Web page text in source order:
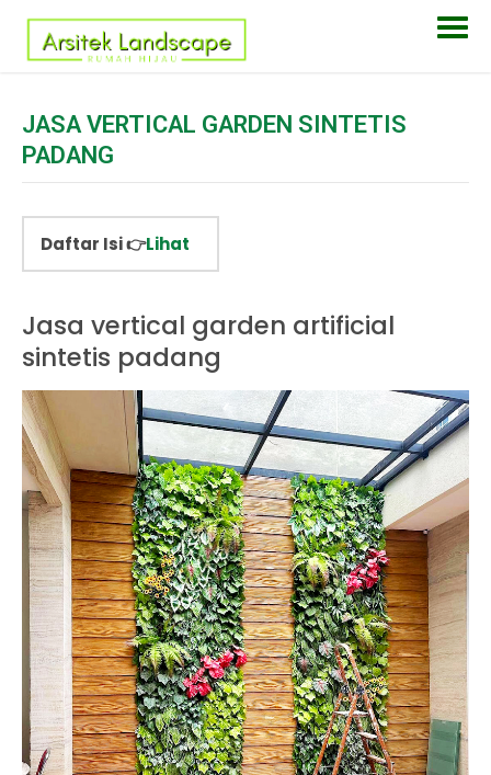
JASA VERTICAL GARDEN SINTETIS
PADANG
Daftar Isi 👉Lihat
Jasa vertical garden artificial
sintetis padang